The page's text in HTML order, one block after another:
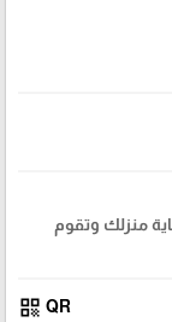
منزلك وتقوم
QR
qr_code